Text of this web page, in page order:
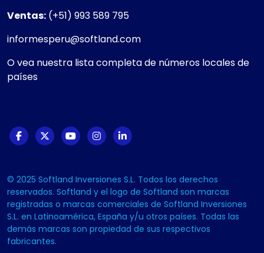
Ventas: (+51) 993 589 795
informesperu@softland.com
O vea nuestra lista completa de números locales de
países
© 2025 Softland Inversiones S.L. Todos los derechos
reservados. Softland y el logo de Softland son marcas
registradas o marcas comerciales de Softland Inversiones
S.L. en Latinoamérica, España y/u otros países. Todas las
demás marcas son propiedad de sus respectivos
fabricantes.